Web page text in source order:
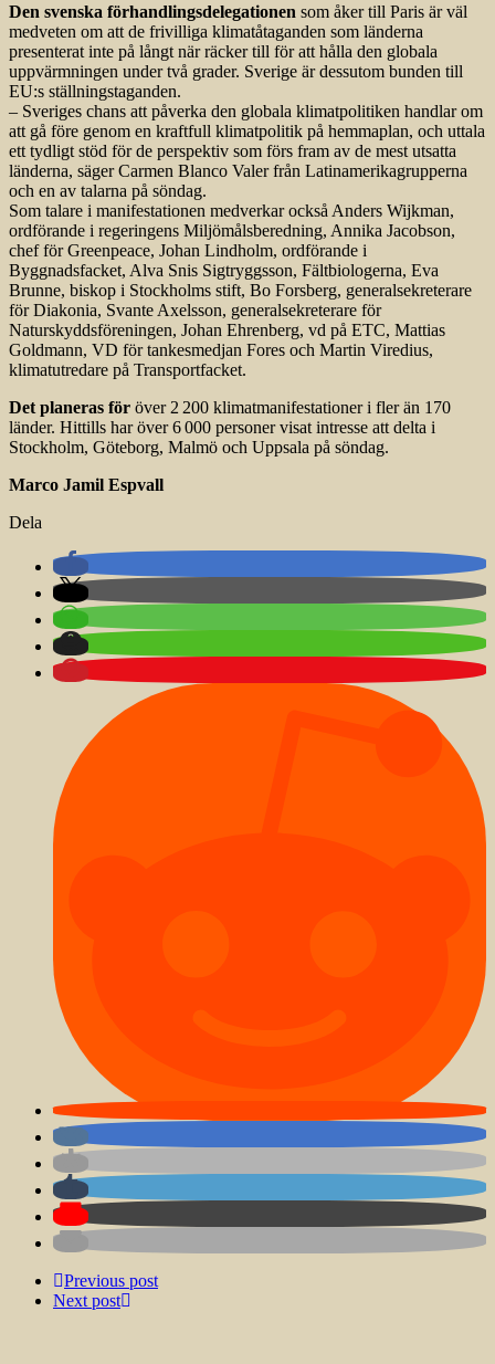
Den svenska förhandlingsdelegationen som åker till Paris är väl
medveten om att de frivilliga klimatåtaganden som länderna
presenterat inte på långt när räcker till för att hålla den globala
uppvärmningen under två grader. Sverige är dessutom bunden till
EU:s ställningstaganden.
– Sveriges chans att påverka den globala klimatpolitiken handlar om
att gå före genom en kraftfull klimatpolitik på hemmaplan, och uttala
ett tydligt stöd för de perspektiv som förs fram av de mest utsatta
länderna, säger Carmen Blanco Valer från Latinamerikagrupperna
och en av talarna på söndag.
Som talare i manifestationen medverkar också Anders Wijkman,
ordförande i regeringens Miljömålsberedning, Annika Jacobson,
chef för Greenpeace, Johan Lindholm, ordförande i
Byggnadsfacket, Alva Snis Sigtryggsson, Fältbiologerna, Eva
Brunne, biskop i Stockholms stift, Bo Forsberg, generalsekreterare
för Diakonia, Svante Axelsson, generalsekreterare för
Naturskyddsföreningen, Johan Ehrenberg, vd på ETC, Mattias
Goldmann, VD för tankesmedjan Fores och Martin Viredius,
klimatutredare på Transportfacket.
Det planeras för över 2 200 klimatmanifestationer i fler än 170
länder. Hittills har över 6 000 personer visat intresse att delta i
Stockholm, Göteborg, Malmö och Uppsala på söndag.
Marco Jamil Espvall
Dela
Previous post
Next post